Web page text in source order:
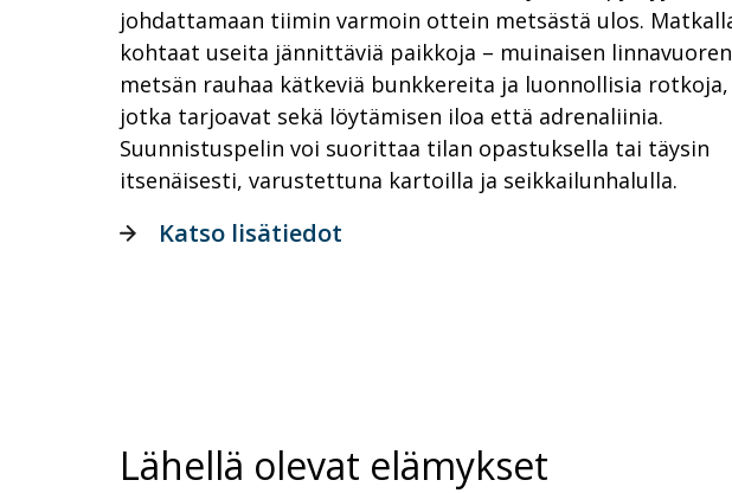
johdattamaan tiimin varmoin ottein metsästä ulos.
kohtaat useita jännittäviä paikkoja – muinaisen
metsän rauhaa kätkeviä bunkkereita ja luonnollisia rotkoja,
jotka tarjoavat sekä löytämisen iloa että adrenaliinia.
Suunnistuspelin voi suorittaa tilan opastuksella tai täysin
itsenäisesti, varustettuna kartoilla ja seikkailunhalulla.
Katso lisätiedot
Lähellä olevat elämykset